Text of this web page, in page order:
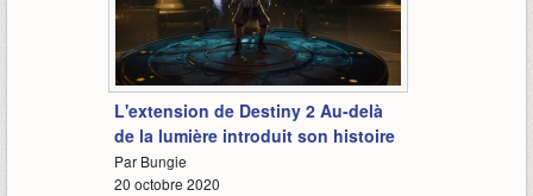
2:13
L'extension de Destiny 2 Au-delà
de la lumière introduit son histoire
Par Bungie
20 octobre 2020